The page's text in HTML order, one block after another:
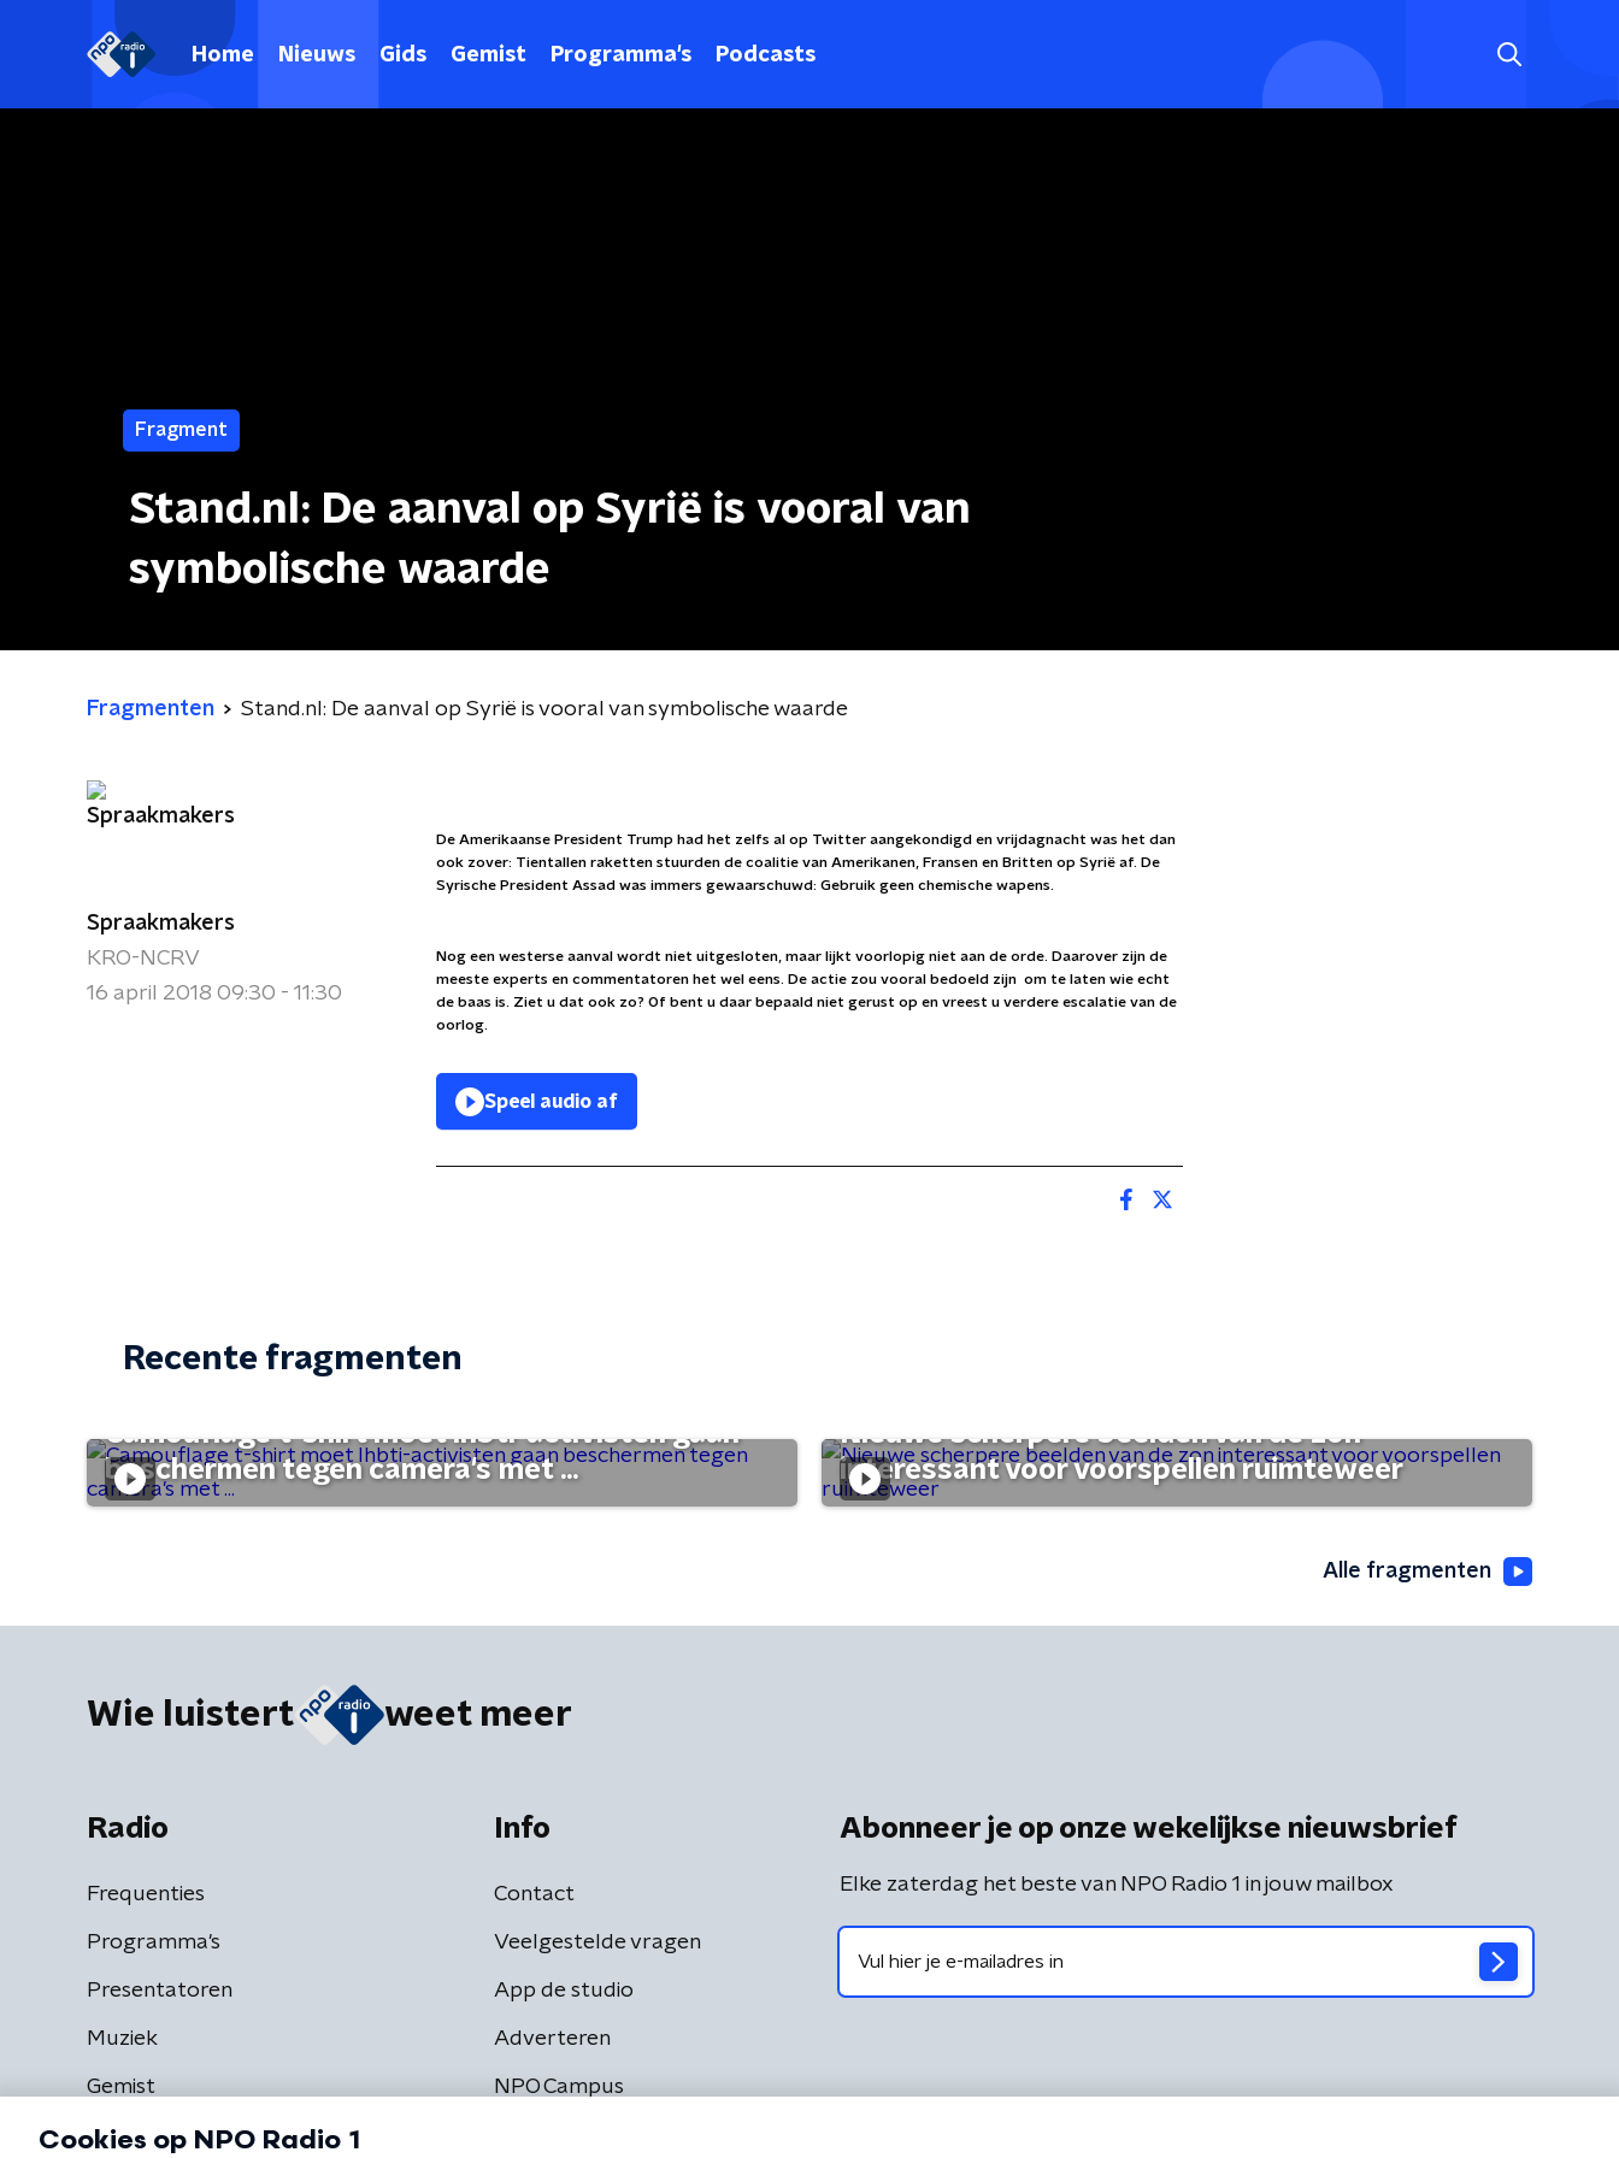
Home Nieuws Gids Gemist Programma's Podcasts
Fragment
Stand.nl: De aanval op Syrië is vooral van
symbolische waarde
Fragmenten Stand.nl: De aanval op Syrië is vooral van symbolische waarde
Spraakmakers
KRO-NCRV
16 april 2018 09:30 - 11:30
De Amerikaanse President Trump had het zelfs al op Twitter aangekondigd en vrijdagnacht was het dan
ook zover: Tientallen raketten stuurden de coalitie van Amerikanen, Fransen en Britten op Syrië af. De
Syrische President Assad was immers gewaarschuwd: Gebruik geen chemische wapens.
Nog een westerse aanval wordt niet uitgesloten, maar lijkt voorlopig niet aan de orde. Daarover zijn de
meeste experts en commentatoren het wel eens. De actie zou vooral bedoeld zijn om te laten wie echt
de baas is. Ziet u dat ook zo? Of bent u daar bepaald niet gerust op en vreest u verdere escalatie van de
oorlog.
Speel audio af
Recente fragmenten
Camouflage t-shirt moet lhbti-activisten gaan
beschermen tegen camera's met ...
Nieuwe scherpere beelden van de zon
interessant voor voorspellen ruimteweer
Alle fragmenten
Wie luistert weet meer
Radio
Frequenties
Programma's
Presentatoren
Muziek
Gemist
Info
Contact
Veelgestelde vragen
App de studio
Adverteren
NPO Campus
Abonneer je op onze wekelijkse nieuwsbrief
Elke zaterdag het beste van NPO Radio 1 in jouw mailbox